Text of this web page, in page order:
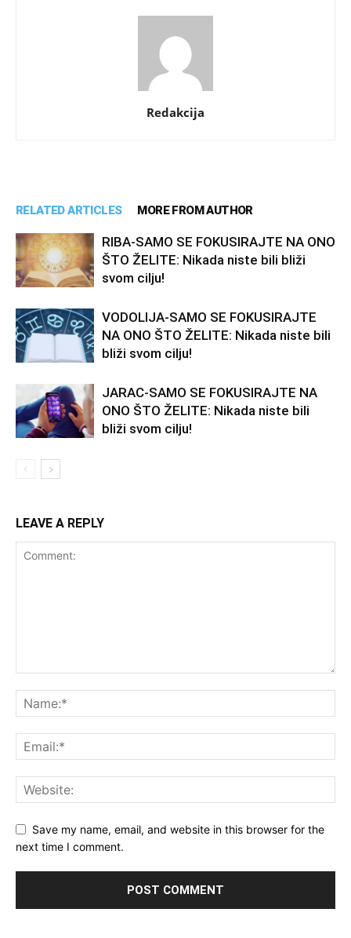
Redakcija
RELATED ARTICLES MORE FROM AUTHOR
RIBA-SAMO SE FOKUSIRAJTE NA ONO
ŠTO ŽELITE: Nikada niste bili bliži
svom cilju!
VODOLIJA-SAMO SE FOKUSIRAJTE
NA ONO ŠTO ŽELITE: Nikada niste bili
bliži svom cilju!
JARAC-SAMO SE FOKUSIRAJTE NA
ONO ŠTO ŽELITE: Nikada niste bili
bliži svom cilju!
LEAVE A REPLY
Save my name, email, and website in this browser for the
next time I comment.